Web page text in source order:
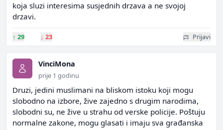
koja sluzi interesima susjednih drzava a ne svojoj
drzavi.
↑ 29 ↓ 23 Prijavi
VinciMona
prije 1 godinu
Druzi, jedini muslimani na bliskom istoku koji mogu
slobodno na izbore, žive zajedno s drugim narodima,
slobodni su, ne žive u strahu od verske policije. Poštuju
normalne zakone, mogu glasati i imaju sva građanska